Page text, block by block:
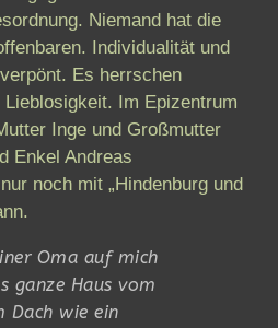
Niemand hat die
Individualität und
Es herrschen
Im Epizentrum
Inge und Großmutter
Enkel Andreas
noch mit „Hindenburg und
Oma auf mich
ganze Haus vom
Dach wie ein